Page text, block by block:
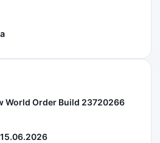
World Order Build 23720266